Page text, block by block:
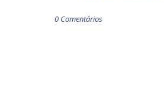
0 Comentários